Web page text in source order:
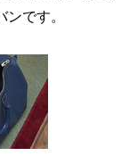
です。